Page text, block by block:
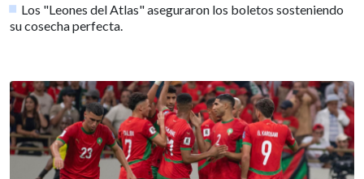
Los "Leones del Atlas" aseguraron los boletos sosteniendo
su cosecha perfecta.